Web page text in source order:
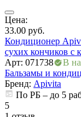
Цена:
33.00 руб.
Кондиционер
сухих кончиков с
Арт: 071738
В
Бальзамы и
Бренд: Apivita
По РБ – до 5
5